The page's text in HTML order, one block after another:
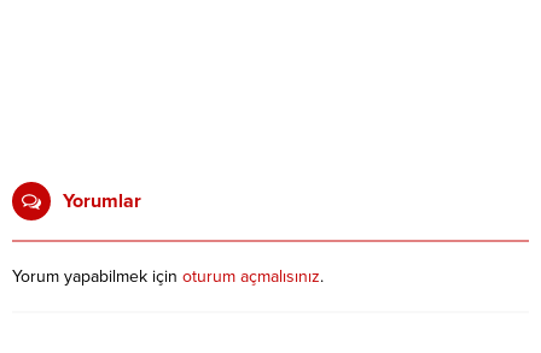
Yorumlar
Yorum yapabilmek için oturum açmalısınız.